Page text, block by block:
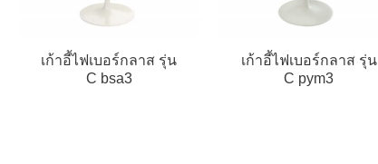
เก้าอี้ไฟเบอร์กลาส รุ่น
C bsa3
เก้าอี้ไฟเบอร์กลาส รุ่น
C pym3